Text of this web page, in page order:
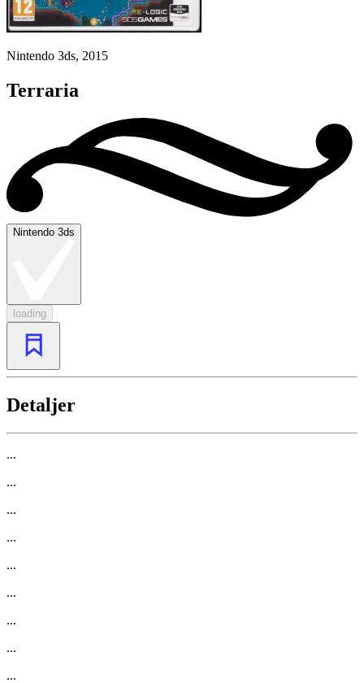
Nintendo 3ds, 2015
Terraria
Nintendo 3ds
loading
Detaljer
...
...
...
...
...
...
...
...
...